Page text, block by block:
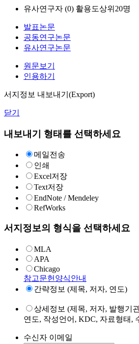
유사연구자 (0) 활용도상위20명
발표논문
공동연구논문
유사연구논문
원문보기
인용하기
서지정보 내보내기(Export)
닫기
내보내기 형태를 선택하세요
메일전송
인쇄
Excel저장
Text저장
EndNote / Mendeley
RefWorks
서지정보의 형식을 선택하세요
MLA
APA
Chicago
참고문헌양식안내
간략정보 (제목, 저자, 연도)
상세정보 (제목, 저자, 발행기
연도, 작성언어, KDC, 자료형태,
수신자 이메일